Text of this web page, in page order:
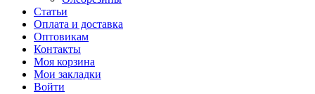
Статьи
Оплата и доставка
Оптовикам
Контакты
Моя корзина
Мои закладки
Войти